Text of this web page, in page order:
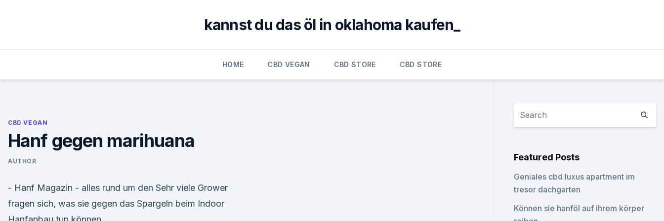
kannst du das öl in oklahoma kaufen_
HOME CBD VEGAN CBD STORE CBD STORE
CBD VEGAN
Hanf gegen marihuana
AUTHOR
- Hanf Magazin - alles rund um den Sehr viele Grower
fragen sich, was sie gegen das Spargeln beim Indoor
Featured Posts
Geniales cbd luxus apartment im
tresor dachgarten
Können sie hanföl auf ihrem körper